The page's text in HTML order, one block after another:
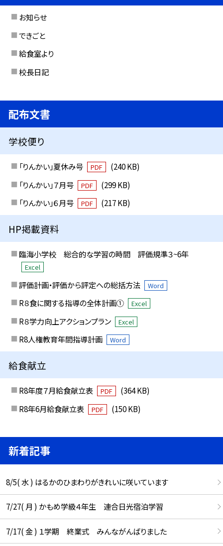
お知らせ
できごと
給食室より
校長日記
配布文書
学校便り
「りんかい」夏休み号 PDF
(240 KB)
「りんかい」７月号
PDF
(299 KB)
「りんかい」６月号
PDF (217 KB)
HP掲載資料
臨海小学校 総合的な学習の時間 評価規準３~6年
Excel
評価計画・評価から評定への総括方法 Word
R８食に関する指導の全体計画① Excel
R８学力向上アクションプラン Excel
R8人権教育年間指導計画 Word
給食献立
R8年度７月給食献立表 PDF
(364 KB)
R8年6月給食献立表
PDF (150 KB)
新着記事
8/5( 水 ) はるかのひまわりがきれいに咲いています
7/27( 月 ) かもめ学級４年生 連合日光宿泊学習
7/17( 金 ) １学期 終業式 みんながんばりました